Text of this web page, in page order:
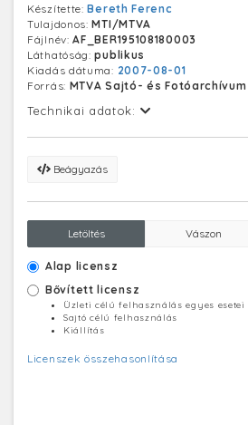
Készítette:Bereth Ferenc
Tulajdonos:MTI/MTVA
Fájlnév:AF_BER195108180003
Láthatóság:publikus
Kiadás dátuma: 2007-08-01
Forrás: MTVA Sajtó- és Fotóarchívum
Technikai adatok:
Beágyazás
Letöltés Vászon
Alap licensz
Bővített licensz
Üzleti célú felhasználás egyes esetei
Sajtó célú felhasználás
Kiállítás
Licenszek összehasonlítása